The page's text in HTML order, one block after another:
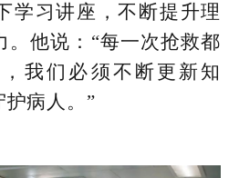
学习讲座，不断提升理
。他说：“每一次抢救都
我们必须不断更新知
病人。”